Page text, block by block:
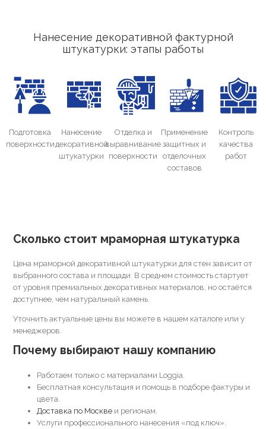
Нанесение декоративной фактурной
штукатурки: этапы работы
Подготовка
поверхности
Нанесение
декоративной
штукатурки
Отделка и
выравнивание
поверхности
Применение
защитных и
отделочных
составов
Контроль
качества
работ
Сколько стоит мраморная штукатурка
Цена мраморной декоративной штукатурки для стен зависит от
выбранного состава и площади. В среднем стоимость стартует
от уровня премиальных декоративных материалов, но остаётся
доступнее, чем натуральный камень.
Уточнить актуальные цены вы можете в нашем каталоге или у
менеджеров.
Почему выбирают нашу компанию
Работаем только с материалами Loggia.
Бесплатная консультация и помощь в подборе фактуры и
цвета.
Доставка по Москве и регионам.
Услуги профессионального нанесения «под ключ».